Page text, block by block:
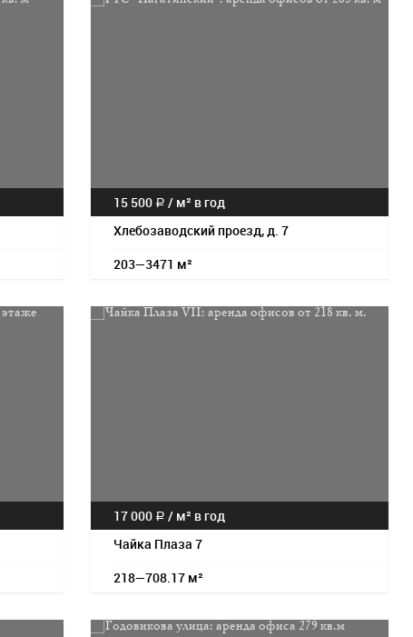
15 500 a / м² в год
Хлебозаводский проезд, д. 7
203—3471 м²
17 000 a / м² в год
Чайка Плаза 7
218—708.17 м²